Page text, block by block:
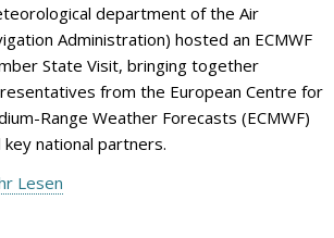
department of the Air
Administration) hosted an ECMWF
State Visit, bringing together
from the European Centre for
Range Weather Forecasts (ECMWF)
key national partners.
Lesen